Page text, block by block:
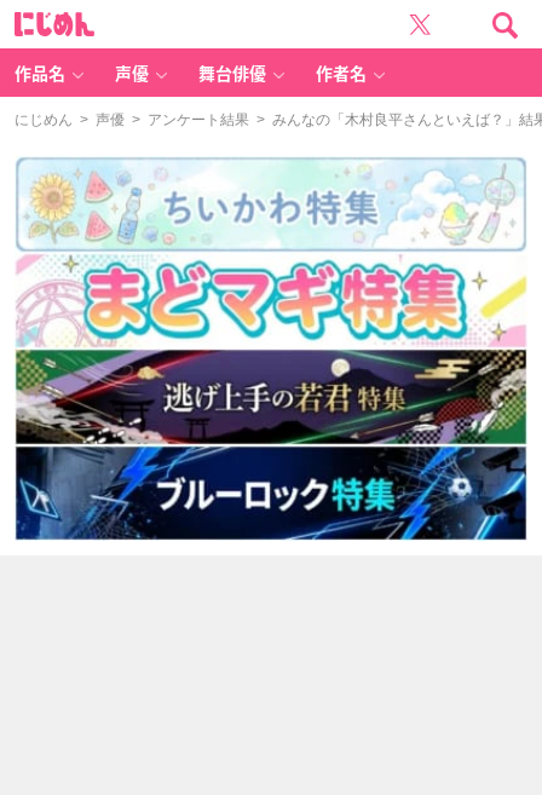
作品名 声優 舞台俳優 作者名
にじめん > 声優 > アンケート結果 > みんなの「木村良平さんといえば？」結